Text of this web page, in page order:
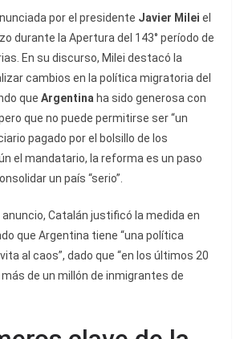
por el presidente Javier Milei el
durante la Apertura del 143° período de
En su discurso, Milei destacó la
cambios en la política migratoria del
que Argentina ha sido generosa con
que no puede permitirse ser “un
pagado por el bolsillo de los
el mandatario, la reforma es un paso
un país “serio”.
anuncio, Catalán justificó la medida en
que Argentina tiene “una política
al caos”, dado que “en los últimos 20
de un millón de inmigrantes de